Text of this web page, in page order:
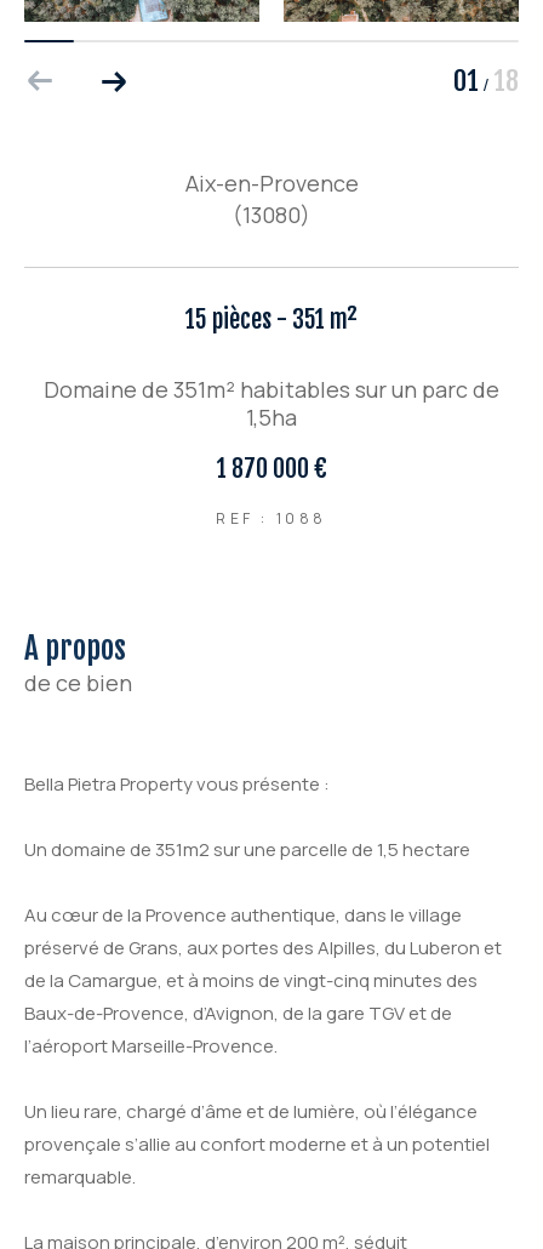
01 / 18
Aix-en-Provence
(13080)
15 pièces - 351 m²
Domaine de 351m² habitables sur un parc de
1,5ha
1 870 000 €
REF : 1088
a propos
de ce bien
Bella Pietra Property vous présente :
Un domaine de 351m2 sur une parcelle de 1,5 hectare
Au cœur de la Provence authentique, dans le village
préservé de Grans, aux portes des Alpilles, du Luberon et
de la Camargue, et à moins de vingt-cinq minutes des
Baux-de-Provence, d’Avignon, de la gare TGV et de
l’aéroport Marseille-Provence.
Un lieu rare, chargé d’âme et de lumière, où l’élégance
provençale s’allie au confort moderne et à un potentiel
remarquable.
La maison principale, d’environ 200 m², séduit